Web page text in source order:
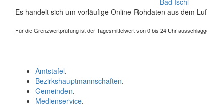
Es handelt sich um vorläufige Online-Rohdaten aus dem
Für die Grenzwertprüfung ist der Tagesmittelwert von 0 bis 24 Uhr
Amtstafel.
Bezirkshauptmannschaften.
Gemeinden.
Medienservice.